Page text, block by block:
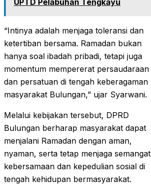
UPTD Pelabuhan Tengkayu
“Intinya adalah menjaga toleransi dan
ketertiban bersama. Ramadan bukan
hanya soal ibadah pribadi, tetapi juga
momentum mempererat persaudaraan
dan persatuan di tengah keberagaman
masyarakat Bulungan,” ujar Syarwani.
Melalui kebijakan tersebut, DPRD
Bulungan berharap masyarakat dapat
menjalani Ramadan dengan aman,
nyaman, serta tetap menjaga semangat
kebersamaan dan kepedulian sosial di
tengah kehidupan bermasyarakat.